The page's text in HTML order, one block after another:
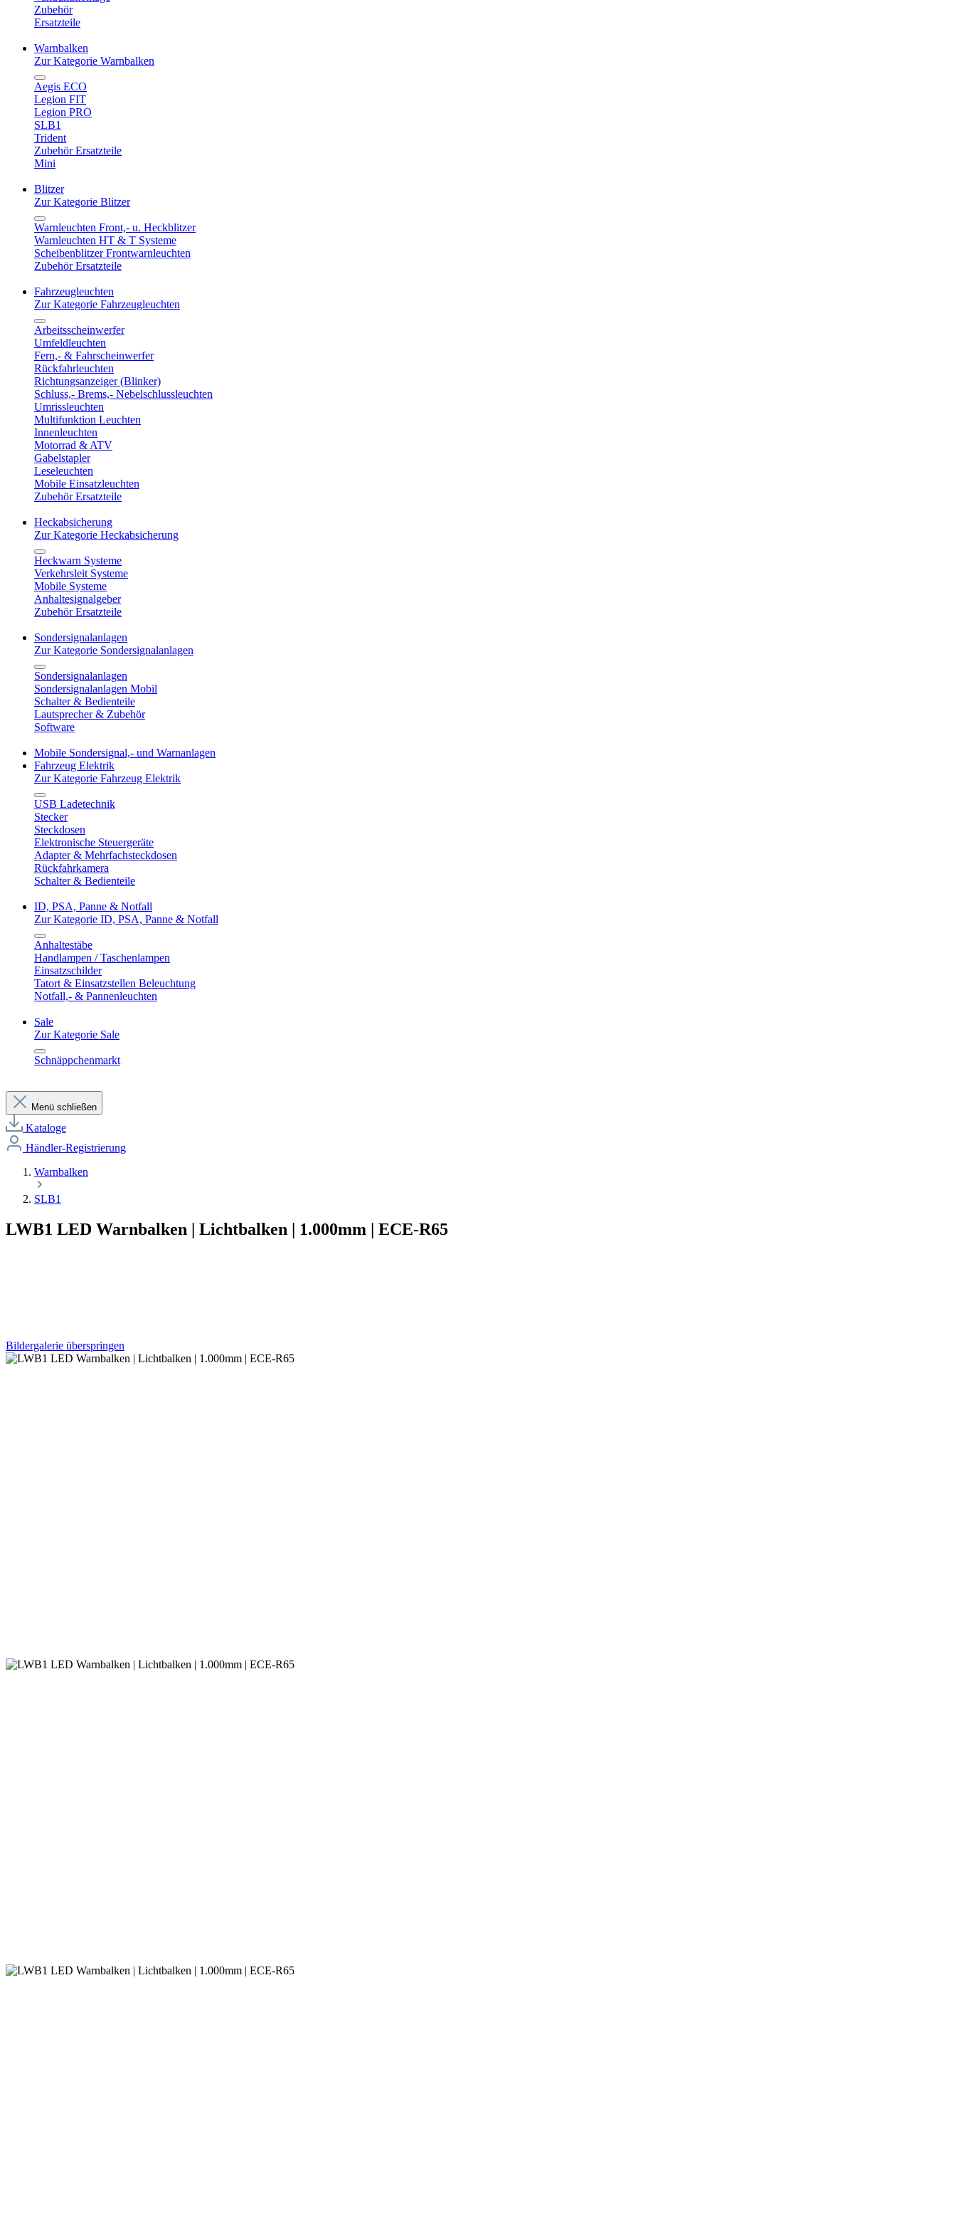
Zubehör
Ersatzteile
Warnbalken
Zur Kategorie Warnbalken
Aegis ECO
Legion FIT
Legion PRO
SLB1
Trident
Zubehör Ersatzteile
Mini
Blitzer
Zur Kategorie Blitzer
Warnleuchten Front,- u. Heckblitzer
Warnleuchten HT & T Systeme
Scheibenblitzer Frontwarnleuchten
Zubehör Ersatzteile
Fahrzeugleuchten
Zur Kategorie Fahrzeugleuchten
Arbeitsscheinwerfer
Umfeldleuchten
Fern,- & Fahrscheinwerfer
Rückfahrleuchten
Richtungsanzeiger (Blinker)
Schluss,- Brems,- Nebelschlussleuchten
Umrissleuchten
Multifunktion Leuchten
Innenleuchten
Motorrad & ATV
Gabelstapler
Leseleuchten
Mobile Einsatzleuchten
Zubehör Ersatzteile
Heckabsicherung
Zur Kategorie Heckabsicherung
Heckwarn Systeme
Verkehrsleit Systeme
Mobile Systeme
Anhaltesignalgeber
Zubehör Ersatzteile
Sondersignalanlagen
Zur Kategorie Sondersignalanlagen
Sondersignalanlagen
Sondersignalanlagen Mobil
Schalter & Bedienteile
Lautsprecher & Zubehör
Software
Mobile Sondersignal,- und Warnanlagen
Fahrzeug Elektrik
Zur Kategorie Fahrzeug Elektrik
USB Ladetechnik
Stecker
Steckdosen
Elektronische Steuergeräte
Adapter & Mehrfachsteckdosen
Rückfahrkamera
Schalter & Bedienteile
ID, PSA, Panne & Notfall
Zur Kategorie ID, PSA, Panne & Notfall
Anhaltestäbe
Handlampen / Taschenlampen
Einsatzschilder
Tatort & Einsatzstellen Beleuchtung
Notfall,- & Pannenleuchten
Sale
Zur Kategorie Sale
Schnäppchenmarkt
Menü schließen
Kataloge
Händler-Registrierung
Warnbalken
SLB1
LWB1 LED Warnbalken | Lichtbalken | 1.000mm | ECE-R65
Bildergalerie überspringen